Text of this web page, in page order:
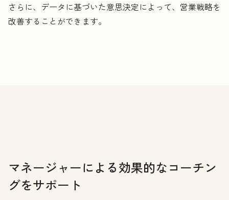
さらに、データに基づいた意思決定によって、営業戦略を
改善することができます。
マネージャーによる効果的なコーチン
グをサポート